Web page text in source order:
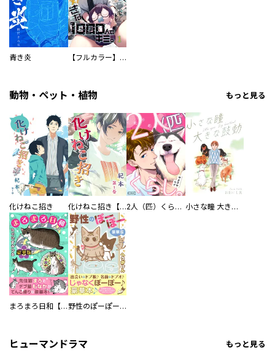
青き炎 【フルカラー】さよなら、私の大好きな１０００人のキミ。
動物・ペット・植物 もっと見る
化けねこ招き 化けねこ招き【描きおろし付合冊版】 2人（匹）くらし。 小さな瞳 大きな鼓動
まろまろ日和【豪華版】 野性のぽーぽー【豪華版】
ヒューマンドラマ もっと見る